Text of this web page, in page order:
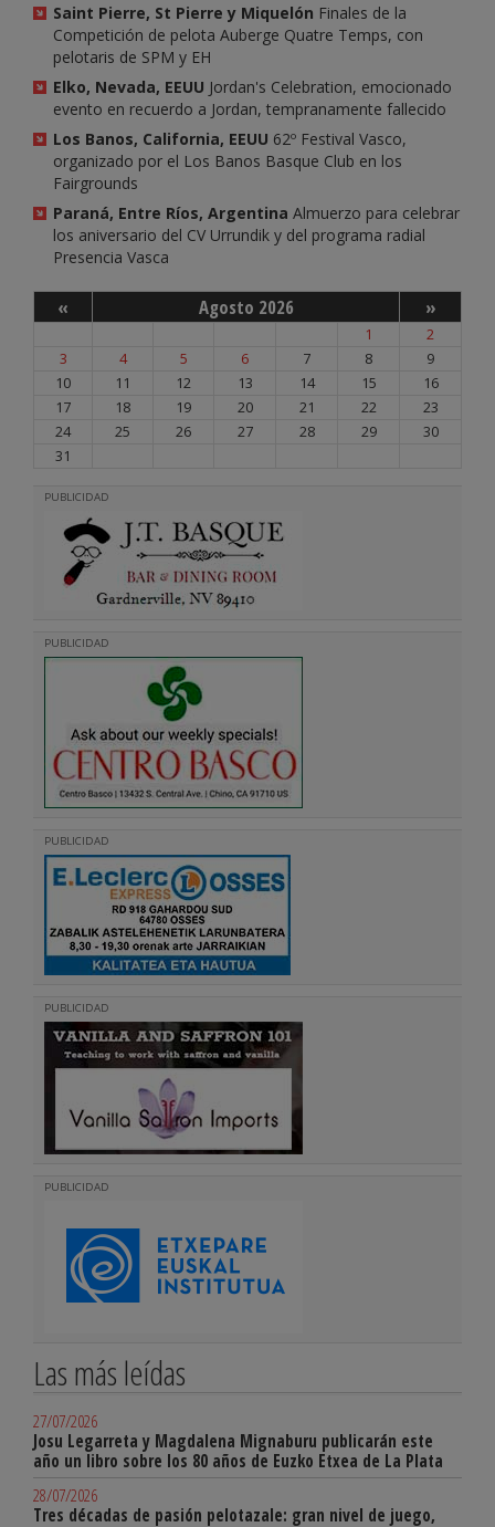
Saint Pierre, St Pierre y Miquelón Finales de la
Competición de pelota Auberge Quatre Temps, con
pelotaris de SPM y EH
Elko, Nevada, EEUU Jordan's Celebration, emocionado
evento en recuerdo a Jordan, tempranamente fallecido
Los Banos, California, EEUU 62º Festival Vasco,
organizado por el Los Banos Basque Club en los
Fairgrounds
Paraná, Entre Ríos, Argentina Almuerzo para celebrar
los aniversario del CV Urrundik y del programa radial
Presencia Vasca
« Agosto 2026 »
1
2
3
4 5 6 7 8
9
10
11 12 13 14 15
16
17
18 19 20 21 22
23
24
25 26 27 28 29
30
31
PUBLICIDAD
PUBLICIDAD
PUBLICIDAD
PUBLICIDAD
PUBLICIDAD
Las más leídas
27/07/2026
Josu Legarreta y Magdalena Mignaburu publicarán este
año un libro sobre los 80 años de Euzko Etxea de La Plata
28/07/2026
Tres décadas de pasión pelotazale: gran nivel de juego,